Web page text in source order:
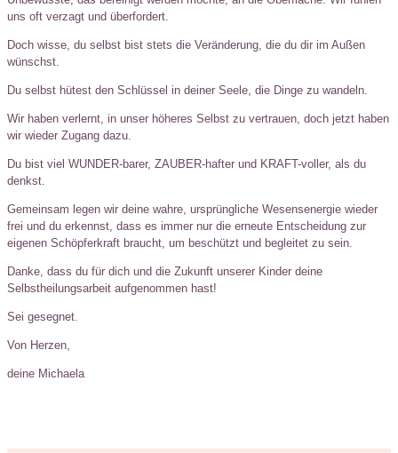
uns oft verzagt und überfordert.
Doch wisse, du selbst bist stets die Veränderung, die du dir im Außen
wünschst.
Du selbst hütest den Schlüssel in deiner Seele, die Dinge zu wandeln.
Wir haben verlernt, in unser höheres Selbst zu vertrauen, doch jetzt haben
wir wieder Zugang dazu.
Du bist viel WUNDER-barer, ZAUBER-hafter und KRAFT-voller, als du
denkst.
Gemeinsam legen wir deine wahre, ursprüngliche Wesensenergie wieder
frei und du erkennst, dass es immer nur die erneute Entscheidung zur
eigenen Schöpferkraft braucht, um beschützt und begleitet zu sein.
Danke, dass du für dich und die Zukunft unserer Kinder deine
Selbstheilungsarbeit aufgenommen hast!
Sei gesegnet.
Von Herzen,
deine Michaela